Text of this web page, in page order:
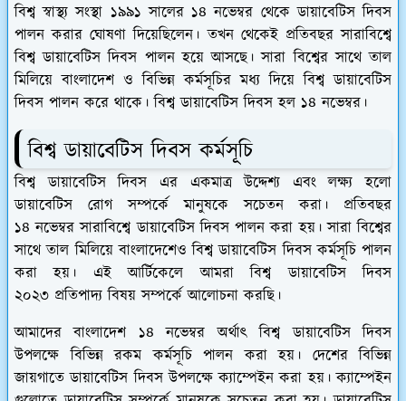
বিশ্ব স্বাস্থ্য সংস্থা ১৯৯১ সালের ১৪ নভেম্বর থেকে ডায়াবেটিস দিবস
পালন করার ঘোষণা দিয়েছিলেন। তখন থেকেই প্রতিবছর সারাবিশ্বে
বিশ্ব ডায়াবেটিস দিবস পালন হয়ে আসছে। সারা বিশ্বের সাথে তাল
মিলিয়ে বাংলাদেশ ও বিভিন্ন কর্মসূচির মধ্য দিয়ে বিশ্ব ডায়াবেটিস
দিবস পালন করে থাকে। বিশ্ব ডায়াবেটিস দিবস হল ১৪ নভেম্বর।
বিশ্ব ডায়াবেটিস দিবস কর্মসূচি
বিশ্ব ডায়াবেটিস দিবস এর একমাত্র উদ্দেশ্য এবং লক্ষ্য হলো
ডায়াবেটিস রোগ সম্পর্কে মানুষকে সচেতন করা। প্রতিবছর
১৪ নভেম্বর সারাবিশ্বে ডায়াবেটিস দিবস পালন করা হয়। সারা বিশ্বের
সাথে তাল মিলিয়ে বাংলাদেশেও বিশ্ব ডায়াবেটিস দিবস কর্মসূচি পালন
করা হয়। এই আর্টিকেলে আমরা বিশ্ব ডায়াবেটিস দিবস
২০২৩ প্রতিপাদ্য বিষয় সম্পর্কে আলোচনা করছি।
আমাদের বাংলাদেশ ১৪ নভেম্বর অর্থাৎ বিশ্ব ডায়াবেটিস দিবস
উপলক্ষে বিভিন্ন রকম কর্মসূচি পালন করা হয়। দেশের বিভিন্ন
জায়গাতে ডায়াবেটিস দিবস উপলক্ষে ক্যাম্পেইন করা হয়। ক্যাম্পেইন